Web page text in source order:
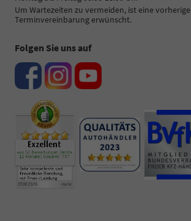
Um Wartezeiten zu vermeiden, ist eine vorherige
Terminvereinbarung erwünscht.
Folgen Sie uns auf